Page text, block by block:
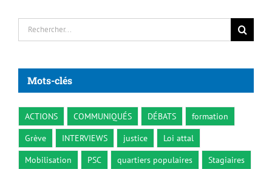
Rechercher:
Mots-clés
ACTIONS COMMUNIQUÉS DÉBATS
formation
Grève
INTERVIEWS justice
Loi attal
Mobilisation
PSC quartiers populaires
Stagiaires